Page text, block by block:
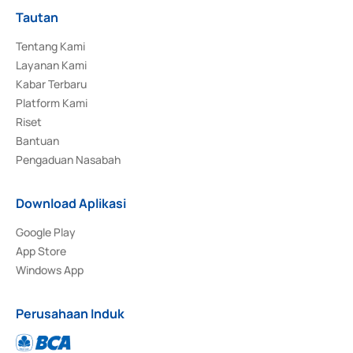
Tautan
Tentang Kami
Layanan Kami
Kabar Terbaru
Platform Kami
Riset
Bantuan
Pengaduan Nasabah
Download Aplikasi
Google Play
App Store
Windows App
Perusahaan Induk